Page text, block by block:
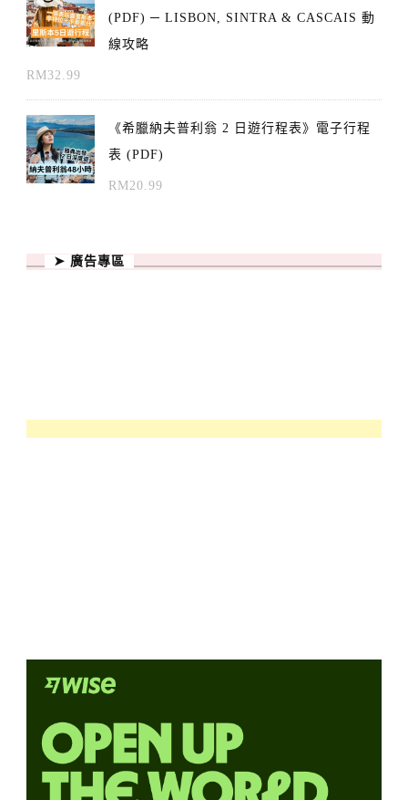
(PDF) ─ LISBON, SINTRA & CASCAIS 動
線攻略
RM32.99
《希臘納夫普利翁 2 日遊行程表》電子行程
表 (PDF)
RM20.99
➤ 廣告專區